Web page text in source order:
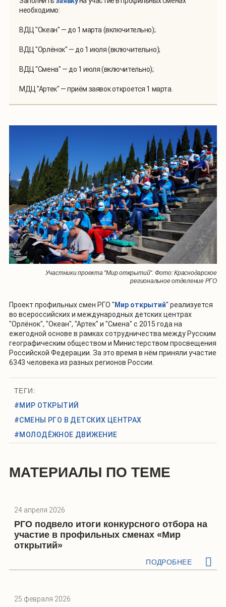
необходимо:
ВДЦ "Океан" — до 1 марта (включительно);
ВДЦ "Орлёнок" — до 1 июля (включительно);
ВДЦ "Смена" — до 1 июля (включительно);
МДЦ "Артек" — приём заявок откроется 1 марта.
Участники проекта "Мир открытий". Фото: Краснодарское
региональное отделение РГО
Проект профильных смен РГО " Мир открытий" реализуется
во всероссийских и международных детских центрах
"Орлёнок", "Океан", "Артек" и "Смена" с 2015 года на
ежегодной основе в рамках сотрудничества между Русским
географическим обществом и Министерством просвещения
Российской Федерации. За это время в нём приняли участие
6343 человека из разных регионов России.
ТЕГИ:
#МИР ОТКРЫТИЙ
#СМЕНЫ РГО В ДЕТСКИХ ЦЕНТРАХ
#МОЛОДЁЖНОЕ ДВИЖЕНИЕ
МАТЕРИАЛЫ ПО ТЕМЕ
24 апреля 2026
РГО подвело итоги конкурсного отбора на
участие в профильных сменах «Мир
открытий»
ПОДРОБНЕЕ
25 февраля 2026